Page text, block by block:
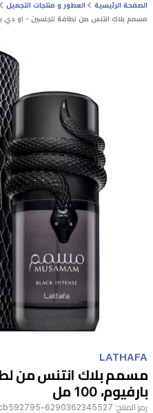
الصفحة الرئيسية العطور و منتجات التجميل
مسمم بلاك انتنس من لطافة للجنسين - او دي
1
1
LATHAFA
مسمم بلاك انتنس من
بارفيوم، 100 مل
رمز المنتج: 6290362345527-62e67b59a77546efcb592795